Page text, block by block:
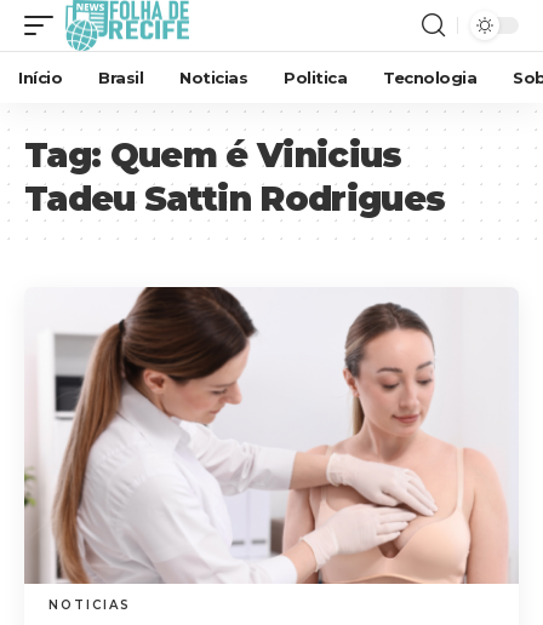
Início Brasil Noticias Politica Tecnologia
Tag: Quem é Vinicius
Tadeu Sattin Rodrigues
NOTICIAS